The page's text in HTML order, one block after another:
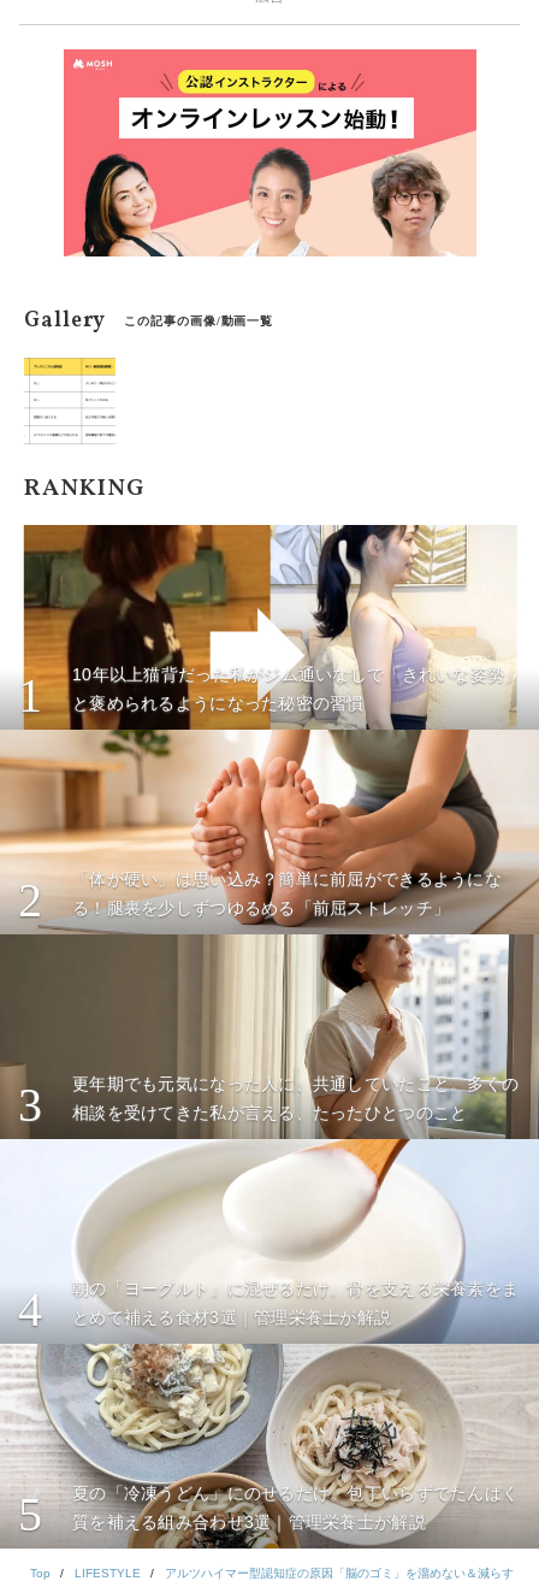
Gallery この記事の画像/動画一覧
RANKING
1
10年以上猫背だった私がジム通いなしで「きれいな姿勢」
と褒められるようになった秘密の習慣
2
「体が硬い」は思い込み？簡単に前屈ができるようにな
る！腿裏を少しずつゆるめる「前屈ストレッチ」
3
更年期でも元気になった人に、共通していたこと。多くの
相談を受けてきた私が言える、たったひとつのこと
4
朝の「ヨーグルト」に混ぜるだけ。骨を支える栄養素をま
とめて補える食材3選｜管理栄養士が解説
5
夏の「冷凍うどん」にのせるだけ。包丁いらずでたんぱく
質を補える組み合わせ3選｜管理栄養士が解説
Top LIFESTYLE
アルツハイマー型認知症の原因「脳のゴミ」を溜めない＆減らす